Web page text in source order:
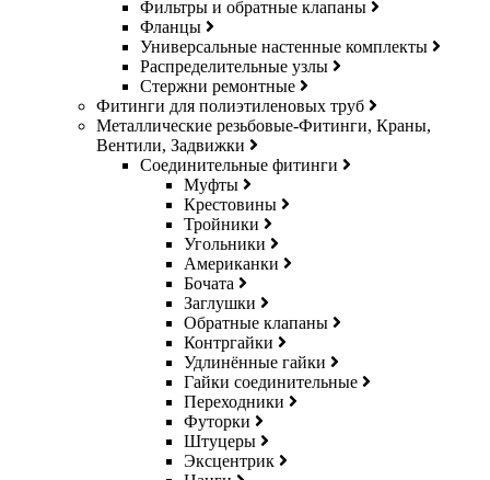
Фильтры и обратные клапаны
Фланцы
Универсальные настенные комплекты
Распределительные узлы
Стержни ремонтные
Фитинги для полиэтиленовых труб
Металлические резьбовые-Фитинги, Краны,
Вентили, Задвижки
Соединительные фитинги
Муфты
Крестовины
Тройники
Угольники
Американки
Бочата
Заглушки
Обратные клапаны
Контргайки
Удлинённые гайки
Гайки соединительные
Переходники
Футорки
Штуцеры
Эксцентрик